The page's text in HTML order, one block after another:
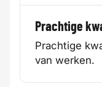
Prachtige
Prachtige
van werken.